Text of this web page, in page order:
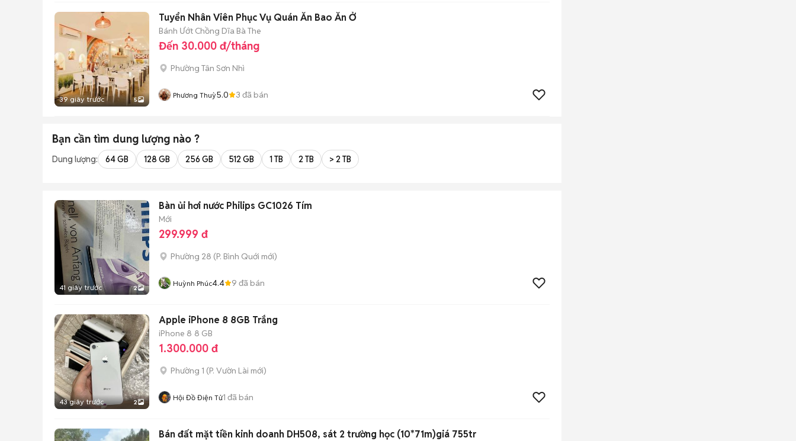
39 giây trước 5
Tuyển Nhân Viên Phục Vụ Quán Ăn Bao Ăn Ở
Bánh Ướt Chồng Dĩa Bà The
Đến 30.000 đ/tháng
Phường Tân Sơn Nhì
Phương Thuỳ5.0 3 đã bán
Bạn cần tìm dung lượng nào ?
Dung lượng: 64 GB 128 GB 256 GB 512 GB 1 TB 2 TB > 2 TB
41 giây trước 2
Bàn ủi hơi nước Philips GC1026 Tím
Mới
299.999 đ
Phường 28 (P. Bình Quới mới)
Huỳnh Phúc4.4 9 đã bán
43 giây trước 2
Apple iPhone 8 8GB Trắng
iPhone 8 8 GB
1.300.000 đ
Phường 1 (P. Vườn Lài mới)
Hội Đồ Điện Tử1 đã bán
Bán đất mặt tiền kinh doanh DH508, sát 2 trường học (10*71m)giá 755tr